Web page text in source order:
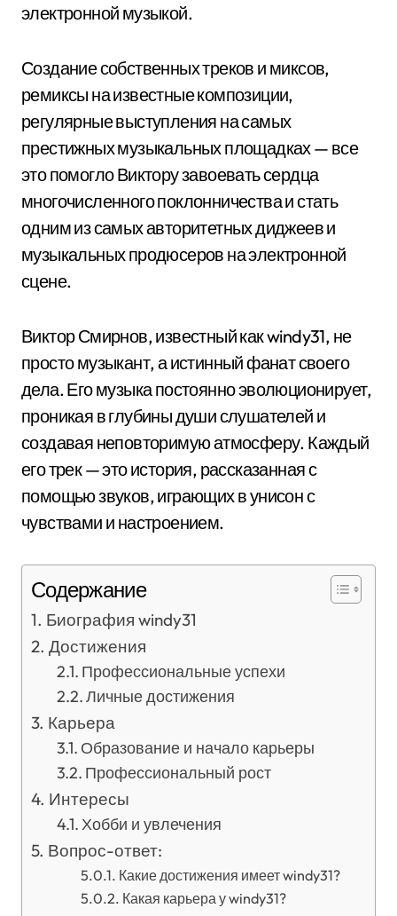
электронной музыкой.
Создание собственных треков и миксов,
ремиксы на известные композиции,
регулярные выступления на самых
престижных музыкальных площадках — все
это помогло Виктору завоевать сердца
многочисленного поклонничества и стать
одним из самых авторитетных диджеев и
музыкальных продюсеров на электронной
сцене.
Виктор Смирнов, известный как windy31, не
просто музыкант, а истинный фанат своего
дела. Его музыка постоянно эволюционирует,
проникая в глубины души слушателей и
создавая неповторимую атмосферу. Каждый
его трек — это история, рассказанная с
помощью звуков, играющих в унисон с
чувствами и настроением.
Содержание
Биография windy31
Достижения
Профессиональные успехи
Личные достижения
Карьера
Образование и начало карьеры
Профессиональный рост
Интересы
Хобби и увлечения
Вопрос-ответ:
Какие достижения имеет windy31?
Какая карьера у windy31?